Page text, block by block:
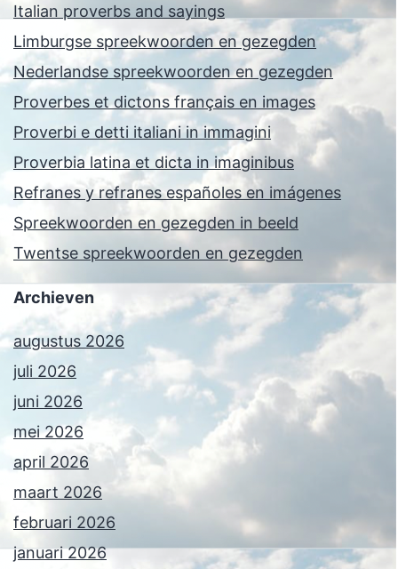
Italian proverbs and sayings
Limburgse spreekwoorden en gezegden
Nederlandse spreekwoorden en gezegden
Proverbes et dictons français en images
Proverbi e detti italiani in immagini
Proverbia latina et dicta in imaginibus
Refranes y refranes españoles en imágenes
Spreekwoorden en gezegden in beeld
Twentse spreekwoorden en gezegden
Archieven
augustus 2026
juli 2026
juni 2026
mei 2026
april 2026
maart 2026
februari 2026
januari 2026